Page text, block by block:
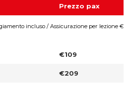
Prezzo pax
incluso / Assicurazione per lezione €
€109
€209